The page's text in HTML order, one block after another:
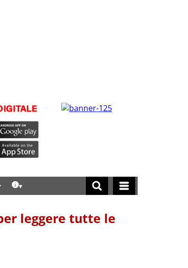
leggere tutte le